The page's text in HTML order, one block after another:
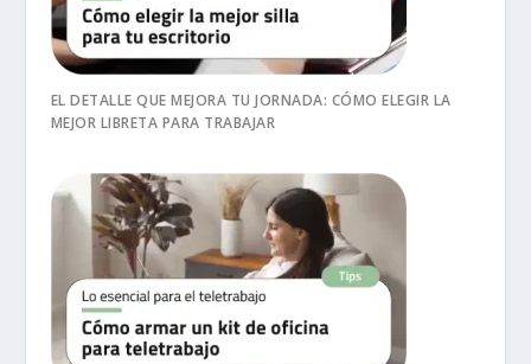
EL DETALLE QUE MEJORA TU JORNADA: CÓMO ELEGIR LA
MEJOR LIBRETA PARA TRABAJAR